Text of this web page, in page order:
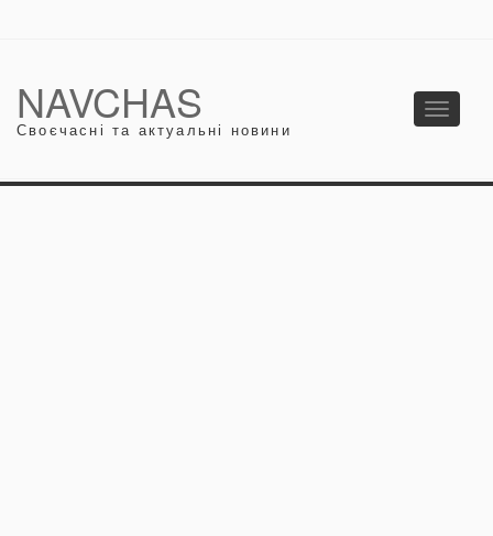
NAVCHAS
Своєчасні та актуальні новини
Toggle